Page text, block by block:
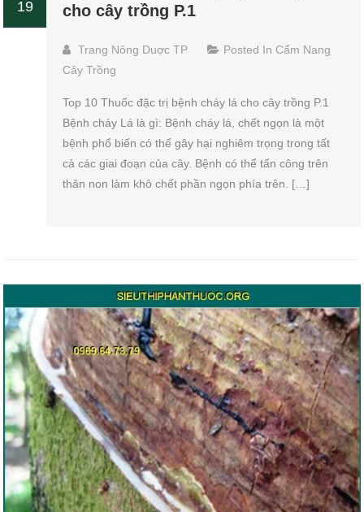
19
cho cây trồng P.1
Trang Nông Duợc TP Posted In Cẩm Nang
Cây Trồng
Top 10 Thuốc đặc trị bệnh cháy lá cho cây trồng P.1
Bệnh cháy Lá là gì: Bệnh cháy lá, chết ngọn là một
bệnh phổ biến có thể gây hại nghiêm trọng trong tất
cả các giai đoạn của cây. Bệnh có thể tấn công trên
thân non làm khô chết phần ngọn phía trên. […]